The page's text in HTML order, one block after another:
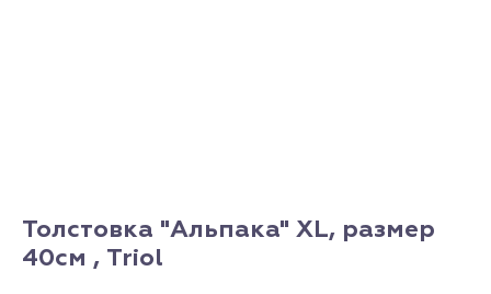
Толстовка "Альпака" XL, размер
40см , Triol